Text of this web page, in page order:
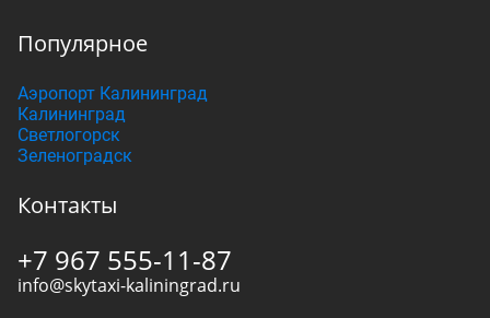
Популярное
Аэропорт Калининград
Калининград
Светлогорск
Зеленоградск
Контакты
+7 967 555-11-87
info@skytaxi-kaliningrad.ru